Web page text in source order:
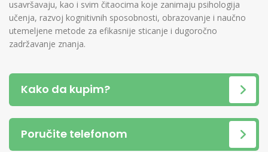
usavršavaju, kao i svim čitaocima koje zanimaju psihologija
učenja, razvoj kognitivnih sposobnosti, obrazovanje i naučno
utemeljene metode za efikasnije sticanje i dugoročno
zadržavanje znanja.
Kako da kupim?
Poručite telefonom